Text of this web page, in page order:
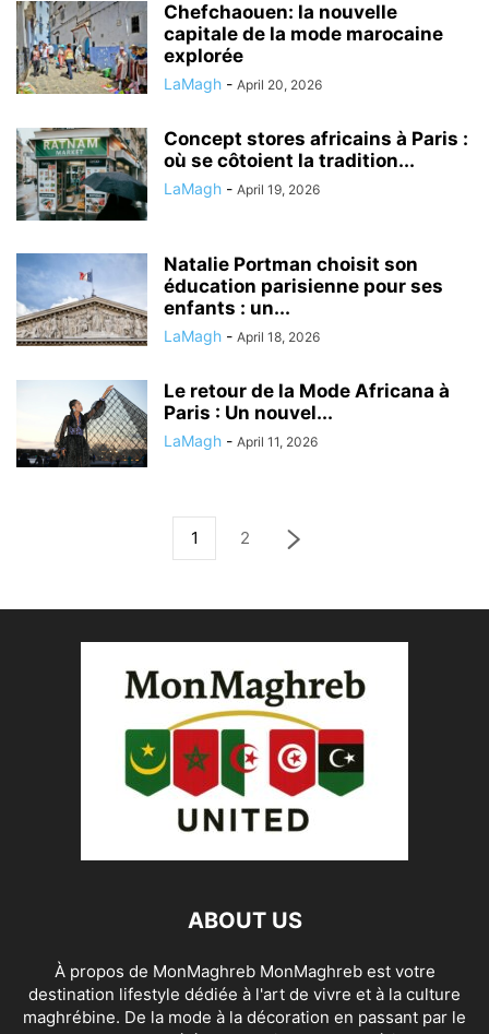
Chefchaouen: la nouvelle
capitale de la mode marocaine
explorée
LaMagh - April 20, 2026
Concept stores africains à Paris :
où se côtoient la tradition...
LaMagh - April 19, 2026
Natalie Portman choisit son
éducation parisienne pour ses
enfants : un...
LaMagh - April 18, 2026
Le retour de la Mode Africana à
Paris : Un nouvel...
LaMagh - April 11, 2026
1 2
ABOUT US
À propos de MonMaghreb MonMaghreb est votre
destination lifestyle dédiée à l'art de vivre et à la culture
maghrébine. De la mode à la décoration en passant par le